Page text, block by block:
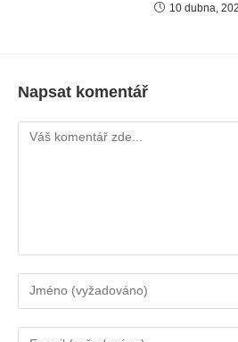
10 dubna,
Napsat komentář